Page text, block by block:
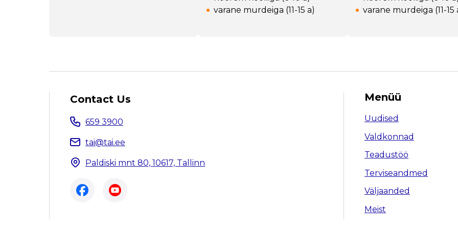
varane murdeiga (11-15 a)
varane murdeiga (11-15
Contact Us
659 3900
tai@tai.ee
Paldiski mnt 80, 10617, Tallinn
Menüü
Uudised
Valdkonnad
Teadustöö
Terviseandmed
Väljaanded
Meist